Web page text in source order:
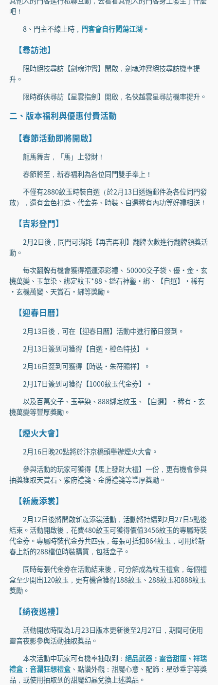
吧！
8、門主不線上時， 門客會自行闖蕩江湖。
【尋訪池】
限時絕技尋訪【劍魂沖霄】開啟，劍魂沖霄絕技尋訪機率提
升。
限時群俠尋訪【星雲指劍】開啟，名俠越雲星尋訪機率提升。
二、版本福利與優惠付費活動
【春節活動即將開啟】
龍馬舞吉，「馬」上發財！
春節將至，新春福利為各位同門雙手奉上！
不僅有2880紋玉時裝自選（於2月13日透過郵件為各位同門發
放），還有金色打造、代金券、時裝、自選稀有内功等好禮相送！
【吉彩登門】
2月2日後，同門可消耗【再吉再利】翻牌次數進行翻牌領獎活
動。
每次翻牌有機會獲得福運添彩禮、 50000交子袋、優·金·玄
機萬變、玉華染、綁定紋玉*88、鑑石神鑿·綁、【自選】·稀有
·玄機萬變、天賞石·綁等獎勵。
【迎春日曆】
2月13日後，可在【迎春日曆】活動中進行節日簽到。
2月13日簽到可獲得【自選·橙色特技】。
2月16日簽到可獲得【時裝·朱符賜祥】。
2月17日簽到可獲得【1000紋玉代金券】。
以及百萬交子、玉華染、888綁定紋玉、【自選】·稀有·玄
機萬變等豐厚獎勵。
【煙火大會】
2月16日晚20點將於汴京橋頭舉辦煙火大會。
參與活動的玩家可獲得【馬上發財大禮】一份，更有機會參與
抽獎獲取天賞石、紫府禮箋、金爵禮箋等豐厚獎勵。
【新歲添裳】
2月12日後將開啟新歲添裳活動，活動將持續到2月27日5點後
結束。活動開啟後，花費480紋玉可獲得價值3456紋玉的專屬時裝
代金券。專屬時裝代金券共四張，每張可抵扣864紋玉，可用於新
春上新的288檔位時裝購買，包括盒子。
同時每張代金券在活動結束後，可分解成為紋玉禮盒，每個禮
盒至少開出120紋玉，更有機會獲得188紋玉、288紋玉和888紋玉
獎勵。
【綺夜巡禮】
活動開放時間為1月23日版本更新後至2月27日，期間可使用
靈音夜影參與活動抽取獎品。
本次活動中玩家可有機率抽取到： 絕品武器：靈音甜魘、祥瑞
禮盒：音瀾狂想禮盒、點讚外觀：甜魘心意、配飾：星砂垂宇等獎
品，或使用抽取到的甜魘幻晶兌換上述獎品。